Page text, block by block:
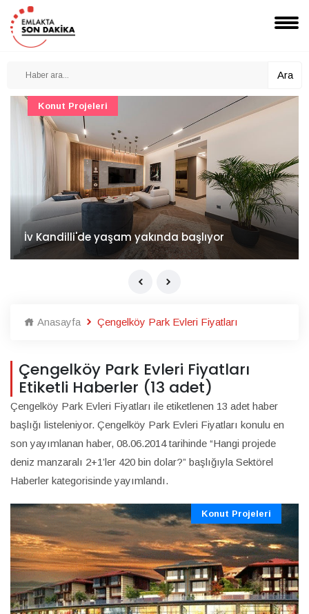
Ara
İv Kandilli'de yaşam yakında başlıyor
Konut Projeleri
Anasayfa Çengelköy Park Evleri Fiyatları
Çengelköy Park Evleri Fiyatları
Etiketli Haberler (13 adet)
Çengelköy Park Evleri Fiyatları ile etiketlenen 13 adet haber
başlığı listeleniyor. Çengelköy Park Evleri Fiyatları konulu en
son yayımlanan haber, 08.06.2014 tarihinde “Hangi projede
deniz manzaralı 2+1’ler 420 bin dolar?” başlığıyla Sektörel
Haberler kategorisinde yayımlandı.
Konut Projeleri